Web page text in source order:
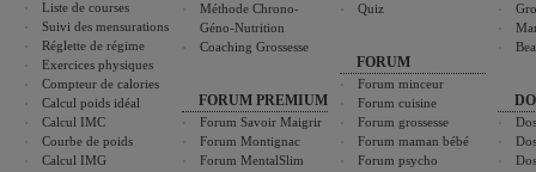
Liste de courses
Suivi des mensurations
Réglette de régime
Exercices physiques
Compteur de calories
Calcul poids idéal
Calcul IMC
Courbe de poids
Calcul IMG
Méthode Chrono-
Géno-Nutrition
Coaching Grossesse
FORUM PREMIUM
Forum Savoir Maigrir
Forum Montignac
Forum MentalSlim
Quiz
FORUM
Forum minceur
Forum cuisine
Forum grossesse
Forum maman bébé
Forum psycho